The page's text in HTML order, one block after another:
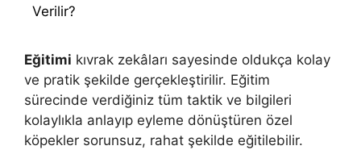
Verilir?
Eğitimi kıvrak zekâları sayesinde oldukça kolay
ve pratik şekilde gerçekleştirilir. Eğitim
sürecinde verdiğiniz tüm taktik ve bilgileri
kolaylıkla anlayıp eyleme dönüştüren özel
köpekler sorunsuz, rahat şekilde eğitilebilir.